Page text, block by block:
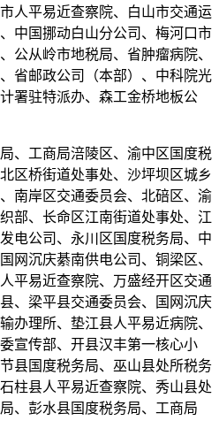
人平易近查察院、白山市交通运
中国挪动白山分公司、梅河口市
公从岭市地税局、省肿瘤病院、
省邮政公司（本部）、中科院光
署驻特派办、森工金桥地板公
工商局涪陵区、渝中区国度税
区桥街道处事处、沙坪坝区城乡
南岸区交通委员会、北碚区、渝
部、长命区江南街道处事处、江
电公司、永川区国度税务局、中
网沉庆綦南供电公司、铜梁区、
平易近查察院、万盛经开区交通
、梁平县交通委员会、国网沉庆
办理所、垫江县人平易近病院、
宣传部、开县汉丰第一核心小
县国度税务局、巫山县处所税务
柱县人平易近查察院、秀山县处
、彭水县国度税务局、工商局